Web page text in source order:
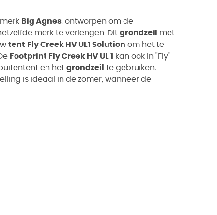
Big Agnes, ontworpen om de
merk te verlengen. Dit grondzeil
met
tent Fly Creek HV UL1 Solution om het te
Footprint Fly Creek HV UL 1 kan ook in "Fly"
en het grondzeil
te gebruiken,
is ideaal in de zomer, wanneer de